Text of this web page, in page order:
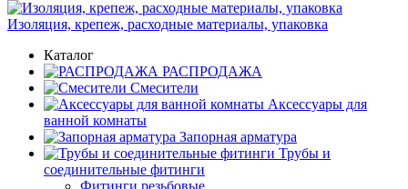
Изоляция, крепеж, расходные материалы, упаковка
Каталог
РАСПРОДАЖА
Смесители
Аксессуары для
ванной комнаты
Запорная арматура
Трубы и
соединительные фитинги
Фитинги резьбовые